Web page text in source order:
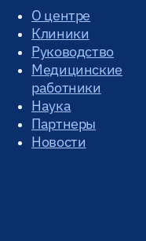
О центре
Клиники
Руководство
Медицинские
работники
Наука
Партнеры
Новости